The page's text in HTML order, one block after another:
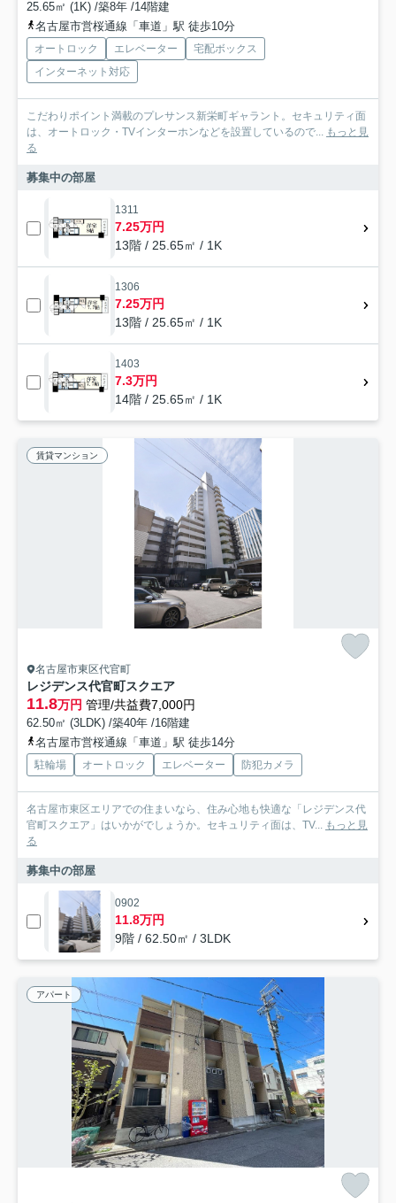
25.65㎡ (1K) /築8年 /14階建
名古屋市営桜通線「車道」駅 徒歩10分
オートロック エレベーター
宅配ボックス
インターネット対応
こだわりポイント満載のプレサンス新栄町ギャラント。セキュリティ面
は、オートロック・TVインターホンなどを設置しているので... もっと見
る
募集中の部屋
1311
7.25万円
13階 / 25.65㎡ / 1K
1306
7.25万円
13階 / 25.65㎡ / 1K
1403
7.3万円
14階 / 25.65㎡ / 1K
賃貸マンション
名古屋市東区代官町
レジデンス代官町スクエア
11.8万円 管理/共益費7,000円
62.50㎡ (3LDK) /築40年 /16階建
名古屋市営桜通線「車道」駅 徒歩14分
駐輪場 オートロック エレベーター 防犯カメラ
名古屋市東区エリアでの住まいなら、住み心地も快適な「レジデンス代
官町スクエア」はいかがでしょうか。セキュリティ面は、TV... もっと見
る
募集中の部屋
0902
11.8万円
9階 / 62.50㎡ / 3LDK
アパート